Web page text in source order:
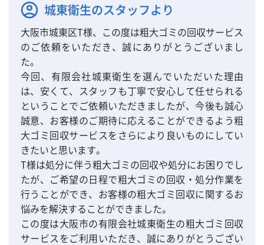
城東衛生のスタッフより
大阪市城東区T様、この度は粗大ゴミの回収サービス
のご依頼をいただき、誠にありがとうございまし
た。
今回、有限会社城東衛生を選んでいただいた理由
は、安くて、スタッフも丁寧で安心して任せられる
ということでご依頼いただきましたが、今後も誠心
誠意、お客様のご期待に応えることができるよう粗
大ゴミ回収サービスをさらにより良いものにしてい
きたいと思います。
T様は処分に伴う粗大ゴミの回収や処分にお困りでし
たが、ご希望の日程で粗大ゴミの回収・処分作業を
行うことができ、お客様の粗大ゴミ回収に関するお
悩みを解決することができました。
この度は大阪市の有限会社城東衛生の粗大ゴミ回収
サービスをご利用いただき、誠にありがとうござい